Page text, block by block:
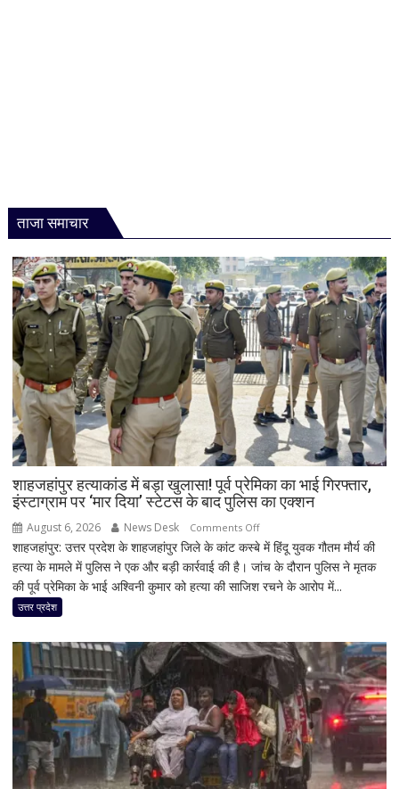
ताजा समाचार
शाहजहांपुर हत्याकांड में बड़ा खुलासा! पूर्व प्रेमिका का भाई गिरफ्तार,
इंस्टाग्राम पर ‘मार दिया’ स्टेटस के बाद पुलिस का एक्शन
August 6, 2026 News Desk Comments Offon
शाहजहांपुर
हत्याकांड
में
पूर्व
प्रेमिका
का
भाई
गिरफ्तार,
इंस्टाग्राम
पर
‘मार
शाहजहांपुर: उत्तर प्रदेश के शाहजहांपुर जिले के कांट कस्बे में हिंदू युवक गौतम मौर्य की
हत्या के मामले में पुलिस ने एक और बड़ी कार्रवाई की है। जांच के दौरान पुलिस ने मृतक
की पूर्व प्रेमिका के भाई अश्विनी कुमार को हत्या की साजिश रचने के आरोप में...
उत्तर प्रदेश